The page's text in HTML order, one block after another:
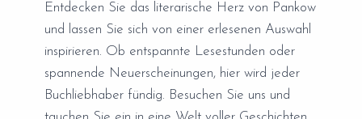
Entdecken Sie das literarische Herz von Pankow
und lassen Sie sich von einer erlesenen Auswahl
inspirieren. Ob entspannte Lesestunden oder
spannende Neuerscheinungen, hier wird jeder
Buchliebhaber fündig. Besuchen Sie uns und